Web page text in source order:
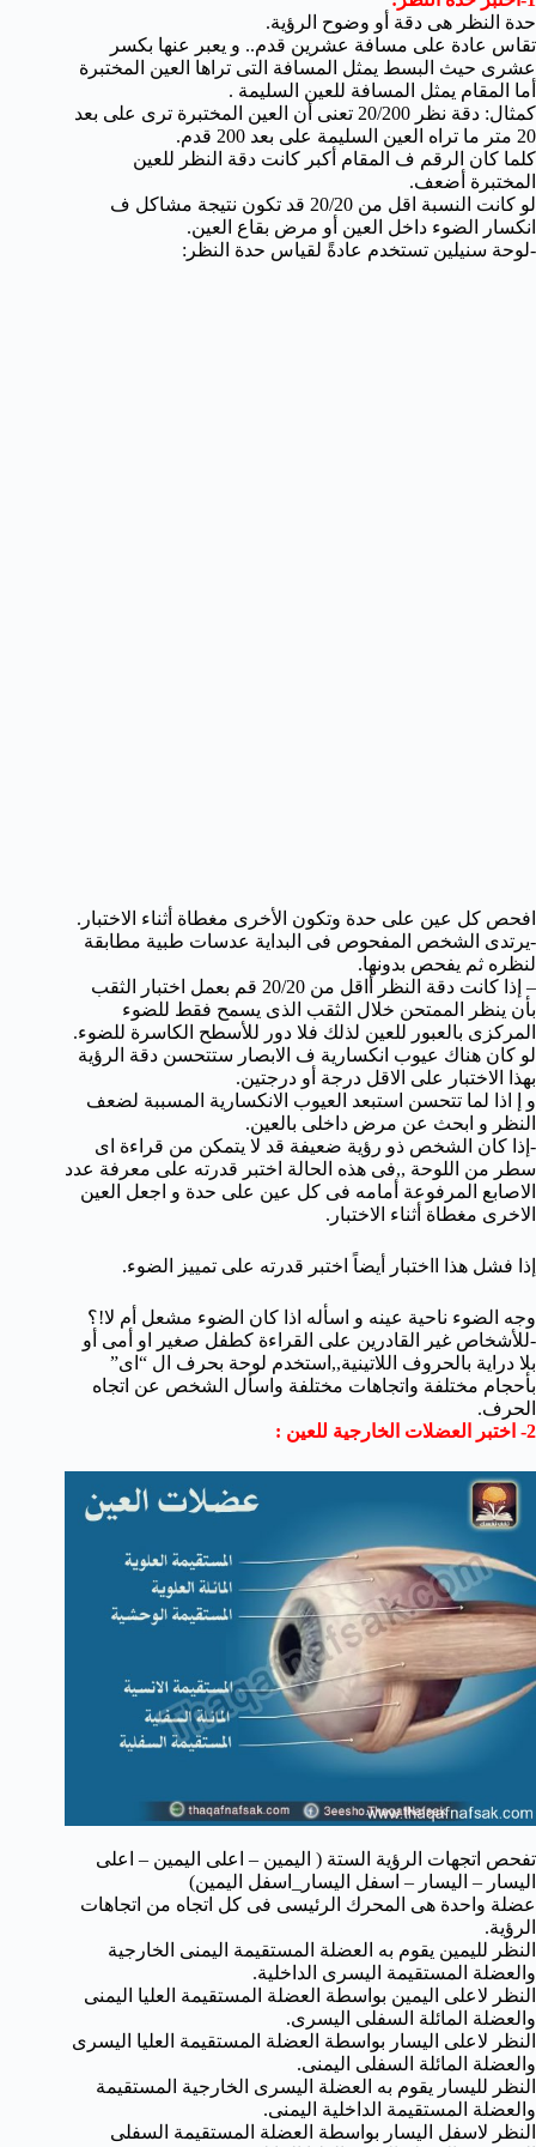
حدة النظر هى دقة أو وضوح الرؤية.
تقاس عادة على مسافة عشرين قدم.. و يعبر عنها بكسر
عشرى حيث البسط يمثل المسافة التى تراها العين المختبرة
أما المقام يمثل المسافة للعين السليمة .
كمثال: دقة نظر 20/200 تعنى أن العين المختبرة ترى على بعد
20 متر ما تراه العين السليمة على بعد 200 قدم.
كلما كان الرقم ف المقام أكبر كانت دقة النظر للعين
المختبرة أضعف.
لو كانت النسبة اقل من 20/20 قد تكون نتيجة مشاكل ف
انكسار الضوء داخل العين أو مرض بقاع العين.
-لوحة سنيلين تستخدم عادةً لقياس حدة النظر:
افحص كل عين على حدة وتكون الأخرى مغطاة أثناء الاختبار.
-يرتدى الشخص المفحوص فى البداية عدسات طبية مطابقة
لنظره ثم يفحص بدونها.
– إذا كانت دقة النظر أاقل من 20/20 قم بعمل اختبار الثقب
بأن ينظر الممتحن خلال الثقب الذى يسمح فقط للضوء
المركزى بالعبور للعين لذلك فلا دور للأسطح الكاسرة للضوء.
لو كان هناك عيوب انكسارية ف الابصار ستتحسن دقة الرؤية
بهذا الاختبار على الاقل درجة أو درجتين.
و إ اذا لما تتحسن استبعد العيوب الانكسارية المسببة لضعف
النظر و ابحث عن مرض داخلى بالعين.
-إذا كان الشخص ذو رؤية ضعيفة قد لا يتمكن من قراءة اى
سطر من اللوحة ,,فى هذه الحالة اختبر قدرته على معرفة عدد
الاصابع المرفوعة أمامه فى كل عين على حدة و اجعل العين
الاخرى مغطاة أثناء الاختبار.
إذا فشل هذا ااختبار أيضاً اختبر قدرته على تمييز الضوء.
وجه الضوء ناحية عينه و اسأله اذا كان الضوء مشعل أم لا!؟
-للأشخاص غير القادرين على القراءة كطفل صغير او أمى أو
بلا دراية بالحروف اللاتينية,,استخدم لوحة بحرف ال “اى”
بأحجام مختلفة واتجاهات مختلفة واسأل الشخص عن اتجاه
الحرف.
2- اختبر العضلات الخارجية للعين :
تفحص اتجهات الرؤية الستة ( اليمين – اعلى اليمين – اعلى
اليسار – اليسار – اسفل اليسار_اسفل اليمين)
عضلة واحدة هى المحرك الرئيسى فى كل اتجاه من اتجاهات
الرؤية.
النظر لليمين يقوم به العضلة المستقيمة اليمنى الخارجية
والعضلة المستقيمة اليسرى الداخلية.
النظر لاعلى اليمين بواسطة العضلة المستقيمة العليا اليمنى
والعضلة المائلة السفلى اليسرى.
النظر لاعلى اليسار بواسطة العضلة المستقيمة العليا اليسرى
والعضلة المائلة السفلى اليمنى.
النظر لليسار يقوم به العضلة اليسرى الخارجية المستقيمة
والعضلة المستقيمة الداخلية اليمنى.
النظر لاسفل اليسار بواسطة العضلة المستقيمة السفلى